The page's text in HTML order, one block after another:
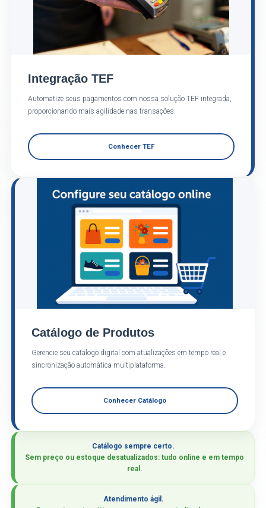
Integração TEF
Automatize seus pagamentos com nossa solução TEF integrada,
proporcionando mais agilidade nas transações.
Conhecer TEF
Catálogo de Produtos
Gerencie seu catálogo digital com atualizações em tempo real e
sincronização automática multiplataforma.
Conhecer Catálogo
Catálogo sempre certo.
Sem preço ou estoque desatualizados: tudo online e em tempo
real.
Atendimento ágil.